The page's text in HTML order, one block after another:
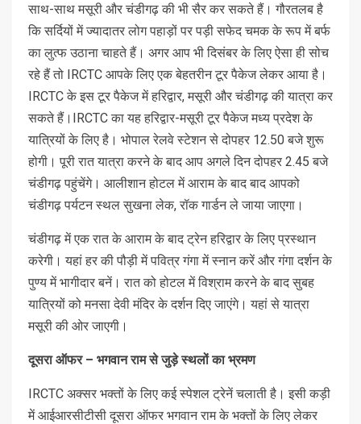
साथ-साथ मसूरी और चंडीगढ़ की भी सैर कर सकते हैं। गौरतलब है
कि सर्दियों में ज्यादातर लोग पहाड़ों पर पड़ी सफेद चमक के रूप में बर्फ
का लुत्फ उठाना चाहते हैं। अगर आप भी दिसंबर के लिए ऐसा ही सोच
रहे हैं तो IRCTC आपके लिए एक बेहतरीन टूर पैकेज लेकर आया है।
IRCTC के इस टूर पैकेज में हरिद्वार, मसूरी और चंडीगढ़ की यात्रा कर
सकते हैं।IRCTC का यह हरिद्वार-मसूरी टूर पैकेज मध्य प्रदेश के
यात्रियों के लिए है। भोपाल रेलवे स्टेशन से दोपहर 12.50 बजे शुरू
होगी। पूरी रात यात्रा करने के बाद आप अगले दिन दोपहर 2.45 बजे
चंडीगढ़ पहुंचेंगे। आलीशान होटल में आराम के बाद बाद आपको
चंडीगढ़ पर्यटन स्थल सुखना लेक, रॉक गार्डन ले जाया जाएगा।
चंडीगढ़ में एक रात के आराम के बाद ट्रेन हरिद्वार के लिए प्रस्थान
करेगी। यहां हर की पौड़ी में पवित्र गंगा में स्नान करें और गंगा दर्शन के
पुण्य में भागीदार बनें। रात को होटल में विश्राम करने के बाद सुबह
यात्रियों को मनसा देवी मंदिर के दर्शन दिए जाएंगे। यहां से यात्रा
मसूरी की ओर जाएगी।
दूसरा ऑफर – भगवान राम से जुड़े स्थलों का भ्रमण
IRCTC अक्सर भक्तों के लिए कई स्पेशल ट्रेनें चलाती है। इसी कड़ी
में आईआरसीटीसी दूसरा ऑफर भगवान राम के भक्तों के लिए लेकर